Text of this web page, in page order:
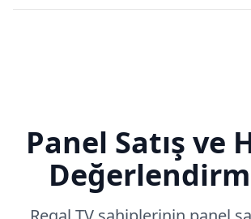
Panel Satış ve